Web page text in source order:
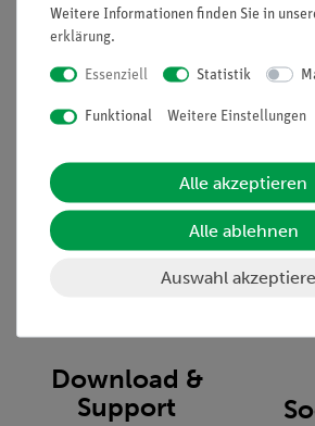
Projekte und Lösungen
Presse
Hinweisgeberschutz
Datenschutz
Impressum
Download &
Support
Weitere Informationen finden Sie in
erklärung.
Essenziell Statistik
Funktional Weitere Einstellungen
Alle akzeptieren
Alle ablehnen
Auswahl